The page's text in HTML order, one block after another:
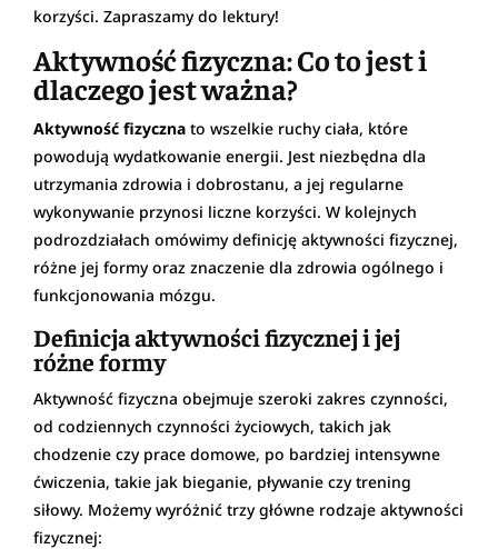
korzyści. Zapraszamy do lektury!
Aktywność fizyczna: Co to jest i
dlaczego jest ważna?
Aktywność fizyczna to wszelkie ruchy ciała, które
powodują wydatkowanie energii. Jest niezbędna dla
utrzymania zdrowia i dobrostanu, a jej regularne
wykonywanie przynosi liczne korzyści. W kolejnych
podrozdziałach omówimy definicję aktywności fizycznej,
różne jej formy oraz znaczenie dla zdrowia ogólnego i
funkcjonowania mózgu.
Definicja aktywności fizycznej i jej
różne formy
Aktywność fizyczna obejmuje szeroki zakres czynności,
od codziennych czynności życiowych, takich jak
chodzenie czy prace domowe, po bardziej intensywne
ćwiczenia, takie jak bieganie, pływanie czy trening
siłowy. Możemy wyróżnić trzy główne rodzaje aktywności
fizycznej: